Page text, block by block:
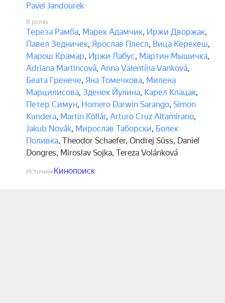
Pavel Jandourek
В ролях
Тереза Рамба, Марек Адамчик, Иржи Дворжак,
Павел Зедничек, Ярослав Плесл, Вица Керекеш,
Марош Крамар, Иржи Лабус, Мартин Мышичка,
Adriana Martincová, Anna Valentína Vanková,
Беата Гренече, Яна Томечкова, Милена
Марцилисова, Зденек Йулина, Карел Клацак,
Петер Симун, Homero Darwin Sarango, Simon
Kundera, Martin Kollár, Arturo Cruz Altamirano,
Jakub Novák, Мирослав Таборски, Болек
Поливка, Theodor Schaefer, Ondrej Süss, Daniel
Dongres, Miroslav Sojka, Tereza Volánková
ИсточникКинопоиск